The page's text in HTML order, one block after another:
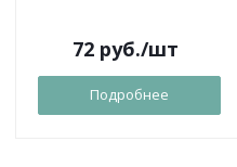
72 руб./шт
Подробнее